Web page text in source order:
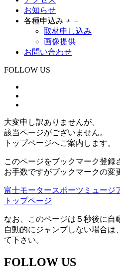
お知らせ
各種申込み ＋ －
取材申し込み
画像提供
お問い合わせ
FOLLOW US
大変申し訳ありませんが、
該当ページがございません。
トップページへご案内します。
このページをブックマーク登録
お手数ですがブックマークの変
富士モータースポーツミュー
トップページ
なお、このページは５秒後に自
自動的にジャンプしない場合は
て下さい。
FOLLOW US